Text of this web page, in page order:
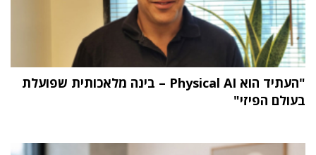
"העתיד הוא Physical AI – בינה מלאכותית שפועלת
בעולם הפיזי"